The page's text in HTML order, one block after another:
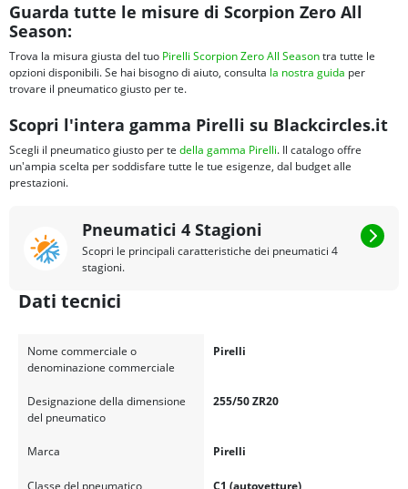
Guarda tutte le misure di Scorpion Zero All
Season:
Trova la misura giusta del tuo Pirelli Scorpion Zero All Seasontra tutte le
opzioni disponibili. Se hai bisogno di aiuto, consulta la nostra guida per
trovare il pneumatico giusto per te.
Scopri l'intera gamma Pirelli su Blackcircles.it
Scegli il pneumatico giusto per te della gamma Pirelli. Il catalogo offre
un'ampia scelta per soddisfare tutte le tue esigenze, dal budget alle
prestazioni.
Pneumatici 4 Stagioni
Scopri le principali caratteristiche dei pneumatici 4
stagioni.
Dati tecnici
Nome commerciale o
denominazione commerciale
Pirelli
Designazione della dimensione
del pneumatico
255/50 ZR20
Marca Pirelli
Classe del pneumatico C1 (autovetture)